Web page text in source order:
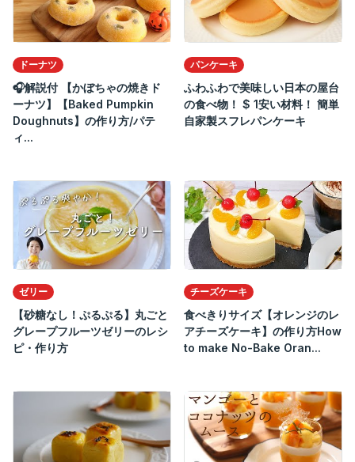
ドーナツ
🎧解説付 【かぼちゃの焼きド
ーナツ】【Baked Pumpkin
Doughnuts】の作り方/パテ
ィ...
パンケーキ
ふわふわで美味しい日本の屋台
の食べ物！ $ 1安い材料！ 簡単
自家製スフレパンケーキ
ゼリー
【砂糖なし！ぷるぷる】丸ごと
グレープフルーツゼリーのレシ
ピ・作り方
チーズケーキ
食べきりサイズ【オレンジのレ
アチーズケーキ】の作り方How
to make No-Bake Oran...